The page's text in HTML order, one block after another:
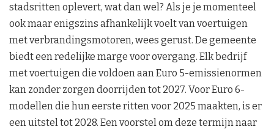
stadsritten oplevert, wat dan wel? Als je je momenteel
ook maar enigszins afhankelijk voelt van voertuigen
met verbrandingsmotoren, wees gerust. De gemeente
biedt een redelijke marge voor overgang. Elk bedrijf
met voertuigen die voldoen aan Euro 5-emissienormen
kan zonder zorgen doorrijden tot 2027. Voor Euro 6-
modellen die hun eerste ritten voor 2025 maakten, is er
een uitstel tot 2028. Een voorstel om deze termijn naar